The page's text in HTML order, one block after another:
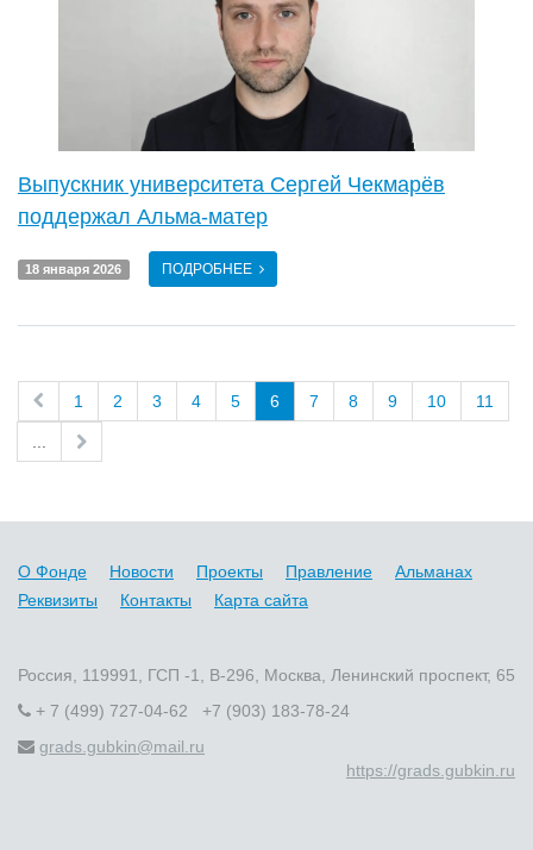
Выпускник университета Сергей Чекмарёв
поддержал Альма-матер
18 января 2026 ПОДРОБНЕЕ
1 2 3 4 5 6 7 8 9 10 11
О Фонде Новости Проекты Правление
Альманах
Реквизиты
Контакты Карта сайта
Россия, 119991, ГСП -1, В-296, Москва, Ленинский проспект, 65
+ 7 (499) 727-04-62 +7 (903) 183-78-24
grads.gubkin@mail.ru
https://grads.gubkin.ru